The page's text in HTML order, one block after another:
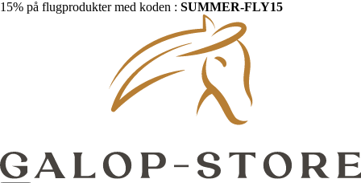
15% på flugprodukter med koden : SUMMER-FLY15